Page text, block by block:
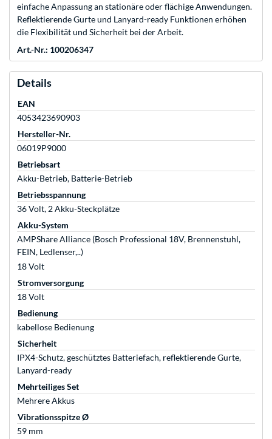
einfache Anpassung an stationäre oder flächige Anwendungen.
Reflektierende Gurte und Lanyard-ready Funktionen erhöhen
die Flexibilität und Sicherheit bei der Arbeit.
Art.-Nr.: 100206347
Details
EAN
4053423690903
Hersteller-Nr.
06019P9000
Betriebsart
Akku-Betrieb, Batterie-Betrieb
Betriebsspannung
36 Volt, 2 Akku-Steckplätze
Akku-System
AMPShare Alliance (Bosch Professional 18V, Brennenstuhl,
FEIN, Ledlenser,..)
18 Volt
Stromversorgung
18 Volt
Bedienung
kabellose Bedienung
Sicherheit
IPX4-Schutz, geschütztes Batteriefach, reflektierende Gurte,
Lanyard-ready
Mehrteiliges Set
Mehrere Akkus
Vibrationsspitze Ø
59 mm